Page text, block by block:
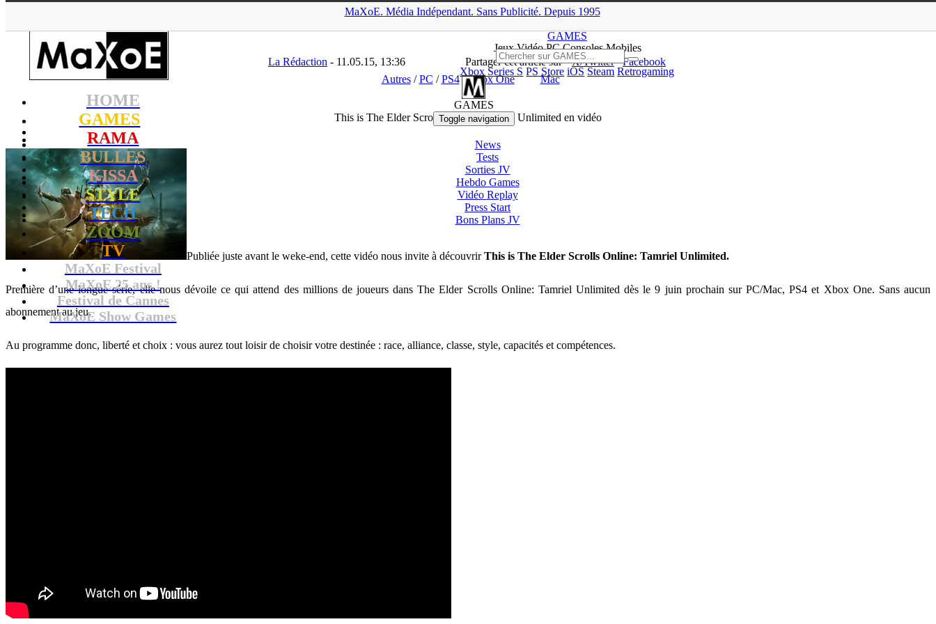
MaXoE. Média Indépendant. Sans Publicité. Depuis 1995
HOME
GAMES
RAMA
BULLES
KISSA
STYLE
TECH
ZOOM
TV
MaXoE Festival
MaXoE 25 ans !
Festival de Cannes
MaXoE Show Games
GAMES
JeuxVidéoPC Consoles Mobiles
Xbox Series S PS Store iOS Steam Retrogaming
GAMES
Toggle navigation
News
Tests
SortiesJV
Hebdo Games
Vidéo Replay
Press Start
Bons PlansJV
▲
La Rédaction - 11.05.15, 13:36 Partager cet article sur X/Twitter
Facebook
Autres/PC /PS4/Xbox One Mac
This is The Elder Scrolls Online: Tamriel Unlimited en vidéo
Publiée juste avant le weke-end, cette vidéo nous invite à découvrirThis is The Elder Scrolls Online: Tamriel Unlimited.
Première d’une longue série, elle nous dévoile ce qui attend des millions de joueurs dans The Elder Scrolls Online: Tamriel Unlimited dès le 9 juin prochain sur PC/Mac, PS4 et Xbox One. Sans aucun
abonnement au jeu.
Au programme donc, liberté et choix : vous aurez tout loisir de choisir votre destinée : race, alliance, classe, style, capacités et compétences.